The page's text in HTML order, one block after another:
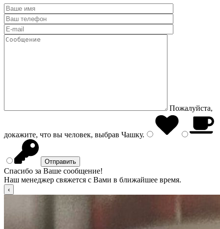
Пожалуйста,
докажите, что вы человек, выбрав Чашку.
Спасибо за Ваше сообщение!
Наш менеджер свяжется с Вами в ближайшее время.